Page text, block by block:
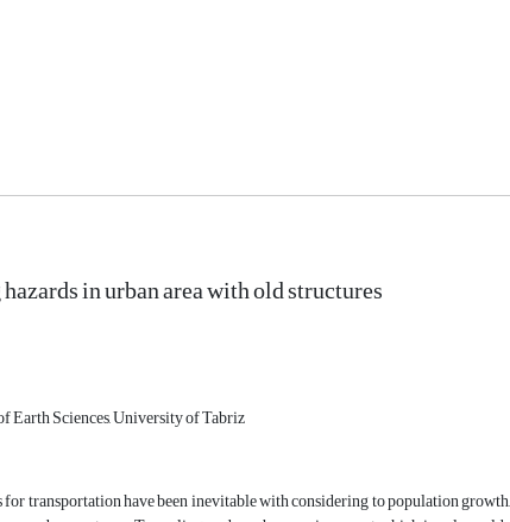
in urban area with old structures
Earth Sciences, University of Tabriz
transportation have been inevitable with considering to population